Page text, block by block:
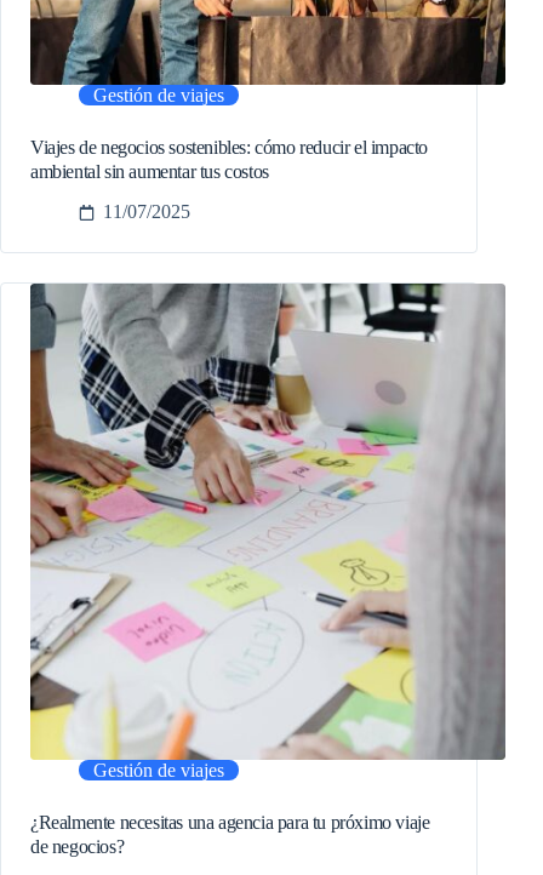
Gestión de viajes
Viajes de negocios sostenibles: cómo reducir el impacto
ambiental sin aumentar tus costos
11/07/2025
Gestión de viajes
¿Realmente necesitas una agencia para tu próximo viaje
de negocios?